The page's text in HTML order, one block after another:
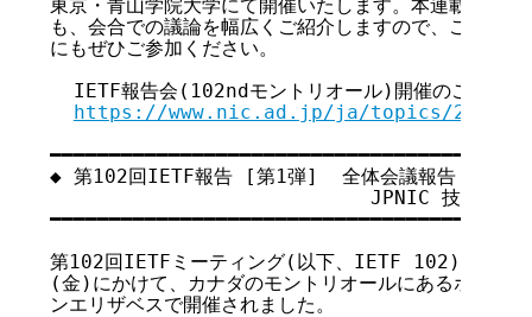
東京・青山学院大学にて開催いたします。本連載で取
も、会合での議論を幅広くご紹介しますので、ご興味
にもぜひご参加ください。
  IETF報告会(102ndモントリオール)開催のご案内
https://www.nic.ad.jp/ja/topics/2018/
━━━━━━━━━━━━━━━━━━━━━━━━━━━━━━━━━━━
◆ 第102回IETF報告 [第1弾]  全体会議報告
JPNIC 技術部／イ
━━━━━━━━━━━━━━━━━━━━━━━━━━━━━━━━━━━
第102回IETFミーティング(以下、IETF 102)は、
(金)にかけて、カナダのモントリオールにあるホテル
ンエリザベスで開催されました。